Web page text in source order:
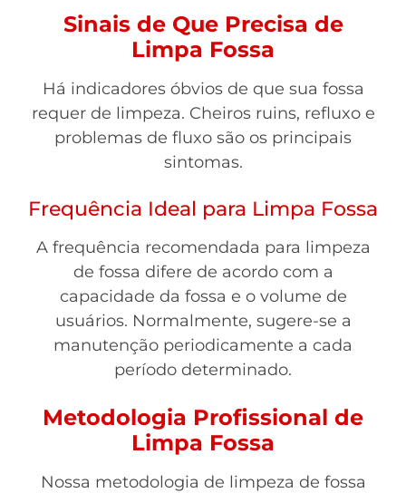
Sinais de Que Precisa de
Limpa Fossa
Há indicadores óbvios de que sua fossa
requer de limpeza. Cheiros ruins, refluxo e
problemas de fluxo são os principais
sintomas.
Frequência Ideal para Limpa Fossa
A frequência recomendada para limpeza
de fossa difere de acordo com a
capacidade da fossa e o volume de
usuários. Normalmente, sugere-se a
manutenção periodicamente a cada
período determinado.
Metodologia Profissional de
Limpa Fossa
Nossa metodologia de limpeza de fossa